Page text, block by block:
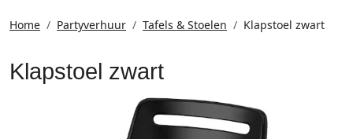
Home Partyverhuur Tafels & Stoelen Klapstoel zwart
Klapstoel zwart